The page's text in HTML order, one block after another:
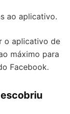
ao aplicativo.
o aplicativo de
máximo para
Facebook.